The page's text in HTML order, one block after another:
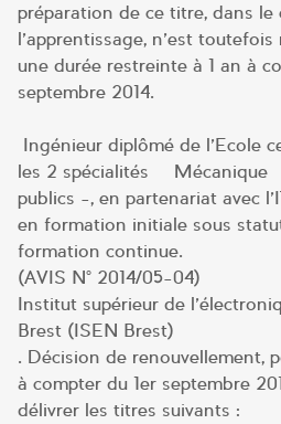
préparation de ce titre, dans le
l’apprentissage, n’est
une durée restreinte à 1 an à
septembre 2014.
Ingénieur diplômé de l’Ecole
les 2 spécialités – Mécanique
publics -, en partenariat avec
en formation initiale sous
formation continue.
(AVIS N° 2014/05-04)
Institut supérieur de
Brest (ISEN Brest)
. Décision de renouvellement,
à compter du 1er septembre
délivrer les titres suivants :